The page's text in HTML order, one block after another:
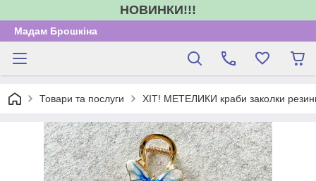
НОВИНКИ!!!
Мадам Брошкіна
Товари та послуги ХІТ! МЕТЕЛИКИ краби заколки